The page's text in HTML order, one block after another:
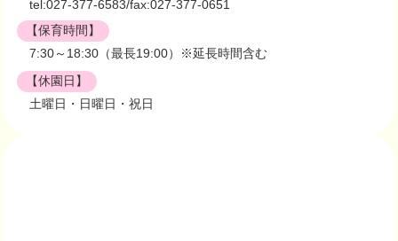
tel:027-377-6583/fax:027-377-0651
【保育時間】
7:30～18:30（最長19:00）※延長時間含む
【休園日】
土曜日・日曜日・祝日